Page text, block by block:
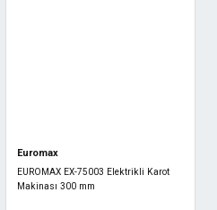
Euromax
EUROMAX EX-75003 Elektrikli Karot
Makinası 300 mm